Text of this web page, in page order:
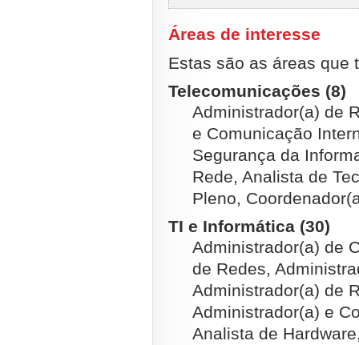
Áreas de interesse
Estas são as áreas que
Telecomunicações (8)
Administrador(a) de
e Comunicação
Segurança da
Rede, Analista de
Pleno,
TI e Informática (30)
Administrador(a) de
de Redes,
Administrador(a) de
Administrador(a) e
Analista de